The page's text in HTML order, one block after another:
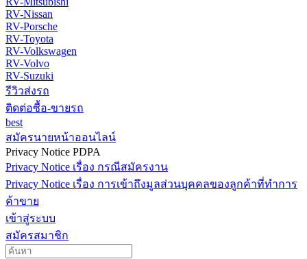
RV-Nissan
RV-Porsche
RV-Toyota
RV-Volkswagen
RV-Volvo
RV-Suzuki
รีวิวส่งรถ
ติดต่อซื้อ-ขายรถ
best
สมัครนายหน้าออนไลน์
Privacy Notice PDPA
Privacy Notice เรื่อง กรณีสมัครงาน
Privacy Notice เรื่อง การเข้าถึงมูลส่วนบุคคลของลูกค้าที่ทำการ
ค้าขาย
เข้าสู่ระบบ
สมัครสมาชิก